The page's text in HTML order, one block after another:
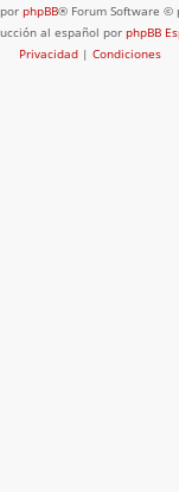
phpBB® Forum Software ©
al español por phpBB
Privacidad | Condiciones